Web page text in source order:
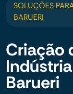
SOLUÇÕES
BARUERI
Criação
Barueri